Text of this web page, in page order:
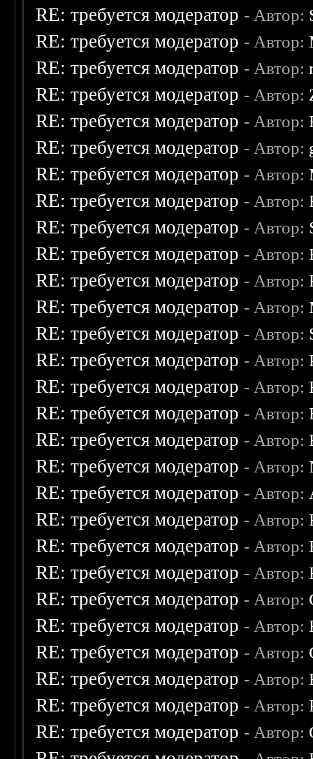
RE: требуется модератор - Автор:
RE: требуется модератор - Автор:
RE: требуется модератор - Автор:
RE: требуется модератор - Автор:
RE: требуется модератор - Автор:
RE: требуется модератор - Автор:
RE: требуется модератор - Автор:
RE: требуется модератор - Автор:
RE: требуется модератор - Автор:
RE: требуется модератор - Автор:
RE: требуется модератор - Автор:
RE: требуется модератор - Автор:
RE: требуется модератор - Автор:
RE: требуется модератор - Автор:
RE: требуется модератор - Автор:
RE: требуется модератор - Автор:
RE: требуется модератор - Автор:
RE: требуется модератор - Автор:
RE: требуется модератор - Автор:
RE: требуется модератор - Автор:
RE: требуется модератор - Автор:
RE: требуется модератор - Автор:
RE: требуется модератор - Автор:
RE: требуется модератор - Автор:
RE: требуется модератор - Автор:
RE: требуется модератор - Автор:
RE: требуется модератор - Автор:
RE: требуется модератор - Автор: